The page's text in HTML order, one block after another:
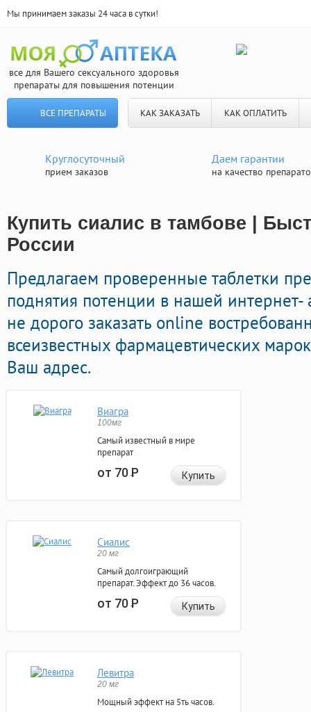
Мы принимаем заказы 24 часа в сутки!
все для Вашего сексуального здоровья
препараты для повышения потенции
ВСЕ ПРЕПАРАТЫ КАК ЗАКАЗАТЬ КАК ОПЛАТИТЬ
Круглосуточный
прием заказов
Даем гарантии
на качество
Купить сиалис в тамбове |
России
Предлагаем проверенные таблетки
поднятия потенции в нашей
не дорого заказать online
всеизвестных фармацевтических
Ваш адрес.
Виагра
100мг
Самый известный в мире
препарат
от 70Р Купить
Сиалис
20 мг
Самый долгоиграющий
препарат. Эффект до 36 часов.
от 70Р Купить
Левитра
20 мг
Мощный эффект на 5ть часов.